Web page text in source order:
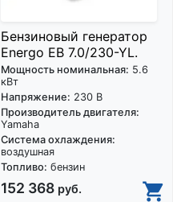
Бензиновый генератор
Energo EB 7.0/230-YL.
Мощность номинальная: 5.6
кВт
Напряжение: 230 В
Производитель двигателя:
Yamaha
Система охлаждения:
воздушная
Топливо: бензин
152 368 руб.